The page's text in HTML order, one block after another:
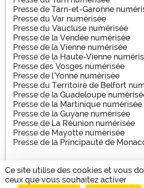
Presse de Tarn-et-Garonne
Presse du Var numérisée
Presse du Vaucluse numérisée
Presse de la Vendée numérisée
Presse de la Vienne numérisée
Presse de la Haute-Vienne
Presse des Vosges numérisée
Presse de l'Yonne numérisée
Presse du Territoire de Belfort
Presse de la Guadeloupe
Presse de la Martinique numérisée
Presse de la Guyane numérisée
Presse de La Réunion numérisée
Presse de Mayotte numérisée
Presse de la Principauté de
Ce site utilise des cookies et vous
ceux que vous souhaitez activer